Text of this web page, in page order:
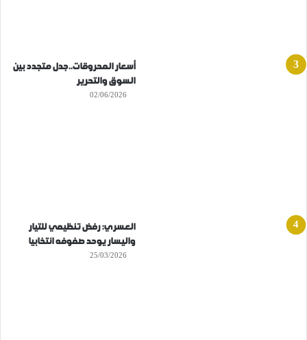
أسعار المحروقات..جدل متجدد بين
السوق والتحرير
02/06/2026
العسري: رفض تنظيمي للتيار
واليسار يوحد صفوفه انتخابيا
25/03/2026